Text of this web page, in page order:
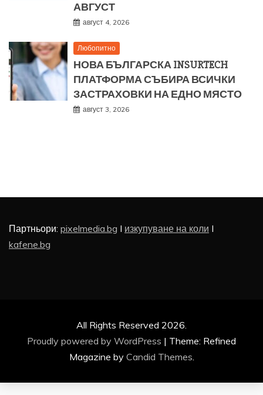
АВГУСТ
август 4, 2026
Любопитно
НОВА БЪЛГАРСКА INSURTECH
ПЛАТФОРМА СЪБИРА ВСИЧКИ
ЗАСТРАХОВКИ НА ЕДНО МЯСТО
август 3, 2026
Партньори: pixelmedia.bg I изкупуване на коли I
kafene.bg
All Rights Reserved 2026.
Proudly powered by WordPress | Theme: Refined
Magazine by Candid Themes.